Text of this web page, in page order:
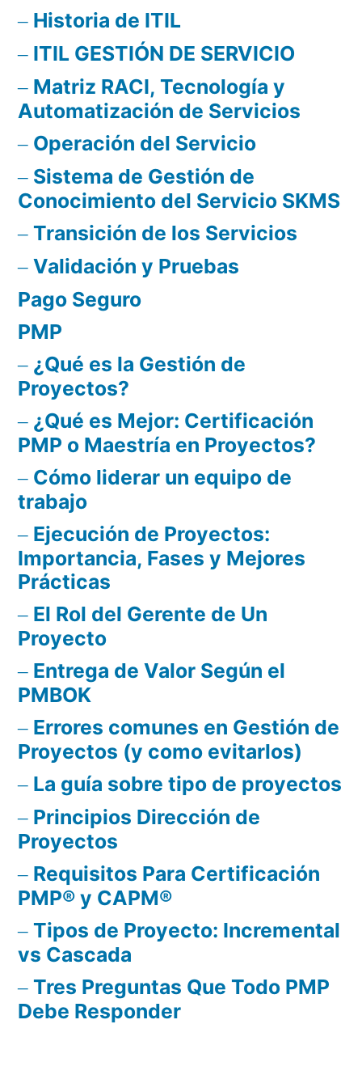
Historia de ITIL
ITIL GESTIÓN DE SERVICIO
Matriz RACI, Tecnología y
Automatización de Servicios
Operación del Servicio
Sistema de Gestión de
Conocimiento del Servicio SKMS
Transición de los Servicios
Validación y Pruebas
Pago Seguro
PMP
¿Qué es la Gestión de
Proyectos?
¿Qué es Mejor: Certificación
PMP o Maestría en Proyectos?
Cómo liderar un equipo de
trabajo
Ejecución de Proyectos:
Importancia, Fases y Mejores
Prácticas
El Rol del Gerente de Un
Proyecto
Entrega de Valor Según el
PMBOK
Errores comunes en Gestión de
Proyectos (y como evitarlos)
La guía sobre tipo de proyectos
Principios Dirección de
Proyectos
Requisitos Para Certificación
PMP® y CAPM®
Tipos de Proyecto: Incremental
vs Cascada
Tres Preguntas Que Todo PMP
Debe Responder